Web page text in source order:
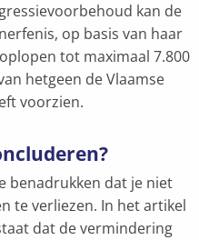
kan de
op basis van haar
tot maximaal 7.800
hetgeen de Vlaamse
voorzien.
benadrukken dat je niet
te verliezen. In het artikel
dat de vermindering